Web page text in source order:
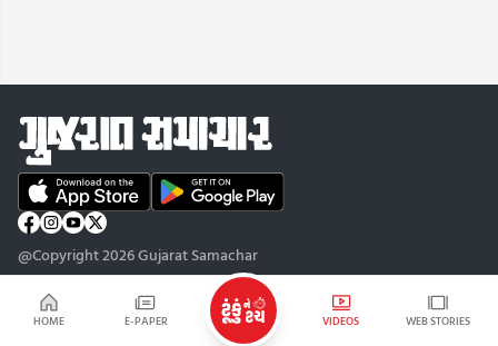
HOME E-PAPER VIDEOS WEB STORIES
@Copyright 2026 Gujarat Samachar